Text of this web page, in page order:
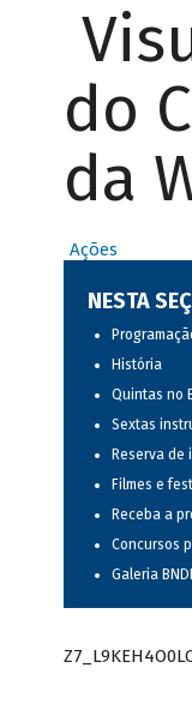
do
da
Ações
NESTA
História
Quintas no
Sextas
Reserva de
Filmes e
Receba a
Concursos
Galeria